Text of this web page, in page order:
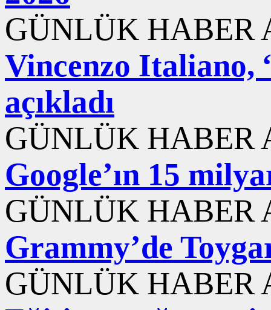
GÜNLÜK HABER
Vincenzo Italiano,
açıkladı
GÜNLÜK HABER
Google’ın 15
GÜNLÜK HABER
Grammy’de
GÜNLÜK HABER